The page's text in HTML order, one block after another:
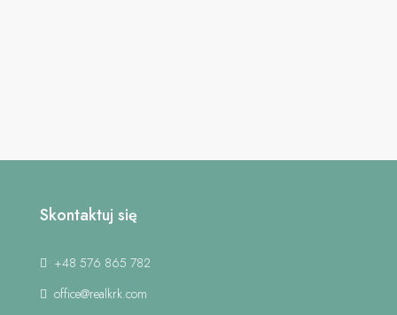
Skontaktuj się
+48 576 865 782
office@realkrk.com